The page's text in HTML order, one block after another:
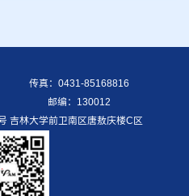
传真：0431-85168816
邮编：130012
吉林大学前卫南区唐敖庆楼C区